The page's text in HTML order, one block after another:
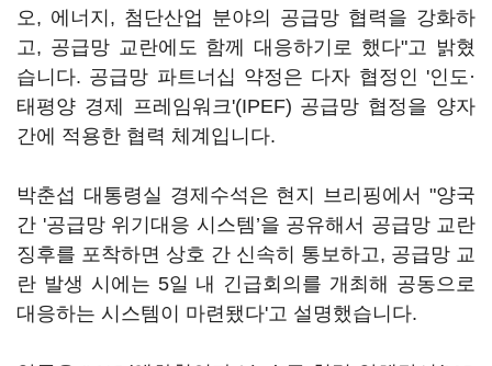
오, 에너지, 첨단산업 분야의 공급망 협력을 강화하
고, 공급망 교란에도 함께 대응하기로 했다"고 밝혔
습니다. 공급망 파트너십 약정은 다자 협정인 '인도·
태평양 경제 프레임워크'(IPEF) 공급망 협정을 양자
간에 적용한 협력 체계입니다.
박춘섭 대통령실 경제수석은 현지 브리핑에서 "양국
간 '공급망 위기대응 시스템’을 공유해서 공급망 교란
징후를 포착하면 상호 간 신속히 통보하고, 공급망 교
란 발생 시에는 5일 내 긴급회의를 개최해 공동으로
대응하는 시스템이 마련됐다'고 설명했습니다.